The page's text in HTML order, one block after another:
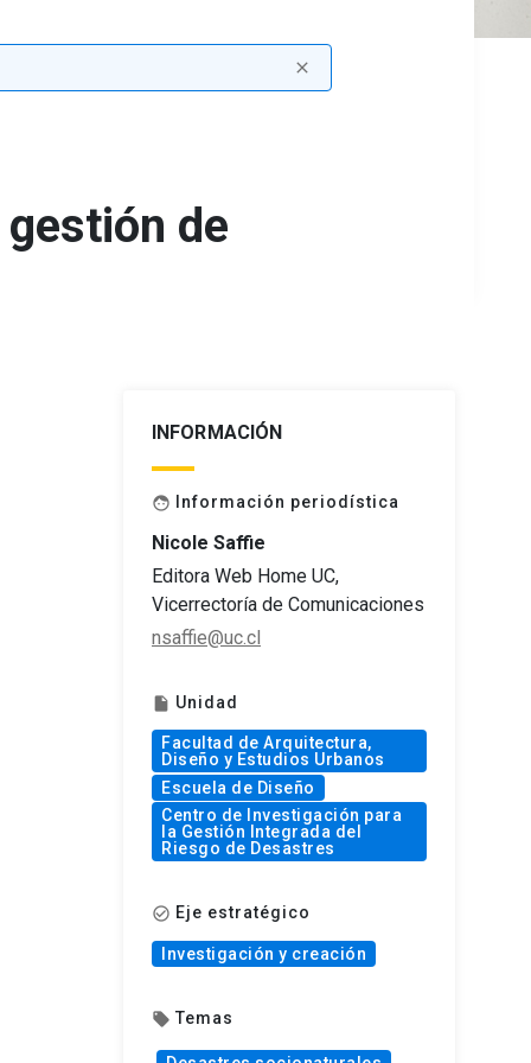
close
de
INFORMACIÓN
face Información periodística
Nicole Saffie
Editora Web Home UC,
Vicerrectoría de Comunicaciones
nsaffie@uc.cl
insert_drive_file Unidad
Facultad de Arquitectura,
Diseño y Estudios Urbanos
Escuela de Diseño
Centro de Investigación para
la Gestión Integrada del
Riesgo de Desastres
check_circle_outline Eje estratégico
Investigación y creación
local_offer Temas